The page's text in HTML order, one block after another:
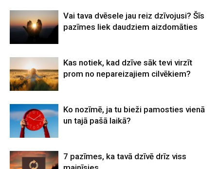
Vai tava dvēsele jau reiz dzīvojusi? Šīs
pazīmes liek daudziem aizdomāties
Kas notiek, kad dzīve sāk tevi virzīt
prom no nepareizajiem cilvēkiem?
Ko nozīmē, ja tu bieži pamosties vienā
un tajā pašā laikā?
7 pazīmes, ka tavā dzīvē drīz viss